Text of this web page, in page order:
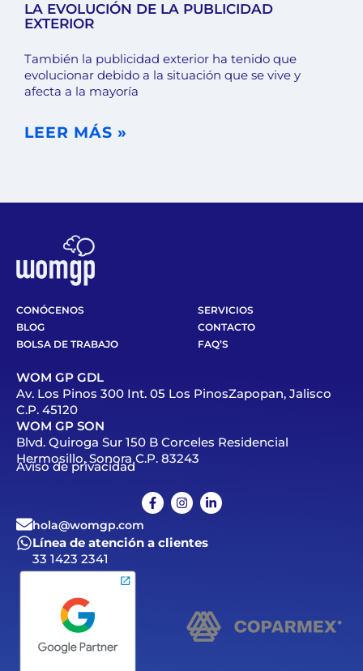
LA EVOLUCIÓN DE LA PUBLICIDAD
EXTERIOR
También la publicidad exterior ha tenido que
evolucionar debido a la situación que se vive y
afecta a la mayoría
LEER MÁS »
CONÓCENOS
SERVICIOS
BLOG
CONTACTO
BOLSA DE TRABAJO
FAQ’S
WOM GP GDL
Av. Los Pinos 300 Int. 05 Los PinosZapopan, Jalisco
C.P. 45120
WOM GP SON
Blvd. Quiroga Sur 150 B Corceles Residencial
Hermosillo, Sonora C.P. 83243
Aviso de privacidad
hola@womgp.com
Línea de atención a clientes
33 1423 2341